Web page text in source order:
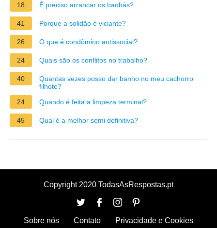
18 É preciso arrancar os baobás?
41 Porque a solidão é viciante?
26 O que é condômino antissocial?
24 Quais são os conflitos no trabalho?
40
Quantas vezes posso dar banho no meu cachorro
filhote?
24
Quando é feita a limpeza terminal?
45 Qual é a melhor semi definitiva?
Copyright 2020 TodasAsRespostas.pt
Sobre nós Contato Privacidade e Cookies